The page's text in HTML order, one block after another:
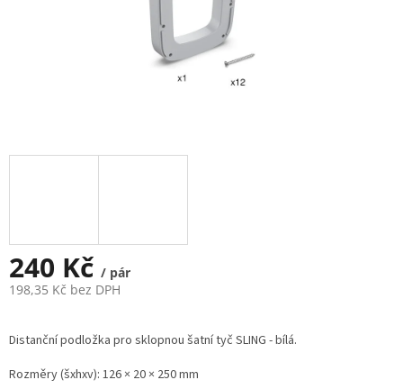
240 Kč / pár
198,35 Kč bez DPH
cena:
Distanční podložka pro sklopnou šatní tyč SLING - bílá.
Rozměry (šxhxv): 126 × 20 × 250 mm